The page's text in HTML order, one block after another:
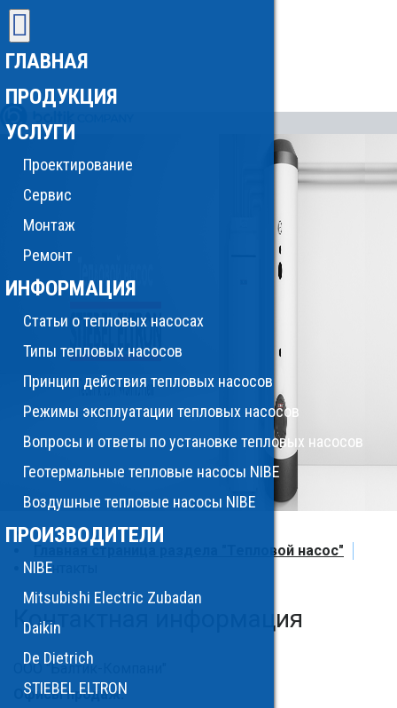
ГЛАВНАЯ
ПРОДУКЦИЯ
УСЛУГИ
Проектирование
Сервис
Монтаж
Ремонт
ИНФОРМАЦИЯ
Статьи о тепловых насосах
Типы тепловых насосов
Принцип действия тепловых насосов
Режимы эксплуатации тепловых насосов
Вопросы и ответы по установке тепловых насосов
Геотермальные тепловые насосы NIBE
Воздушные тепловые насосы NIBE
ПРОИЗВОДИТЕЛИ
NIBE
Mitsubishi Electric Zubadan
Daikin
De Dietrich
STIEBEL ELTRON
Главная страница раздела "Тепловой насос"
Контакты
Контактная информация
ООО "Балтик-Компани"
Офисы продаж: